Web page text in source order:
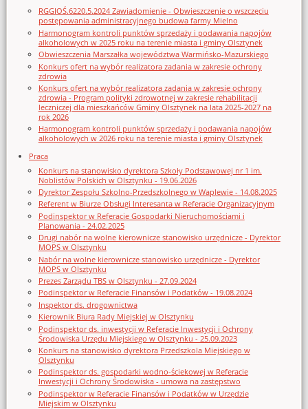
RGGIOŚ.6220.5.2024 Zawiadomienie - Obwieszczenie o wszczęciu
postępowania administracyjnego budowa farmy Mielno
Harmonogram kontroli punktów sprzedaży i podawania napojów
alkoholowych w 2025 roku na terenie miasta i gminy Olsztynek
Obwieszczenia Marszałka województwa Warmińsko-Mazurskiego
Konkurs ofert na wybór realizatora zadania w zakresie ochrony
zdrowia
Konkurs ofert na wybór realizatora zadania w zakresie ochrony
zdrowia - Program polityki zdrowotnej w zakresie rehabilitacji
leczniczej dla mieszkańców Gminy Olsztynek na lata 2025-2027 na
rok 2026
Harmonogram kontroli punktów sprzedaży i podawania napojów
alkoholowych w 2026 roku na terenie miasta i gminy Olsztynek
Praca
Konkurs na stanowisko dyrektora Szkoły Podstawowej nr 1 im.
Noblistów Polskich w Olsztynku - 19.06.2026
Dyrektor Zespołu Szkolno-Przedszkolnego w Waplewie - 14.08.2025
Referent w Biurze Obsługi Interesanta w Referacie Organizacyjnym
Podinspektor w Referacie Gospodarki Nieruchomościami i
Planowania - 24.02.2025
Drugi nabór na wolne kierownicze stanowisko urzędnicze - Dyrektor
MOPS w Olsztynku
Nabór na wolne kierownicze stanowisko urzędnicze - Dyrektor
MOPS w Olsztynku
Prezes Zarządu TBS w Olsztynku - 27.09.2024
Podinspektor w Referacie Finansów i Podatków - 19.08.2024
Inspektor ds. drogownictwa
Kierownik Biura Rady Miejskiej w Olsztynku
Podinspektor ds. inwestycji w Referacie Inwestycji i Ochrony
Środowiska Urzędu Miejskiego w Olsztynku - 25.09.2023
Konkurs na stanowisko dyrektora Przedszkola Miejskiego w
Olsztynku
Podinspektor ds. gospodarki wodno-ściekowej w Referacie
Inwestycji i Ochrony Środowiska - umowa na zastępstwo
Podinspektor w Referacie Finansów i Podatków w Urzędzie
Miejskim w Olsztynku